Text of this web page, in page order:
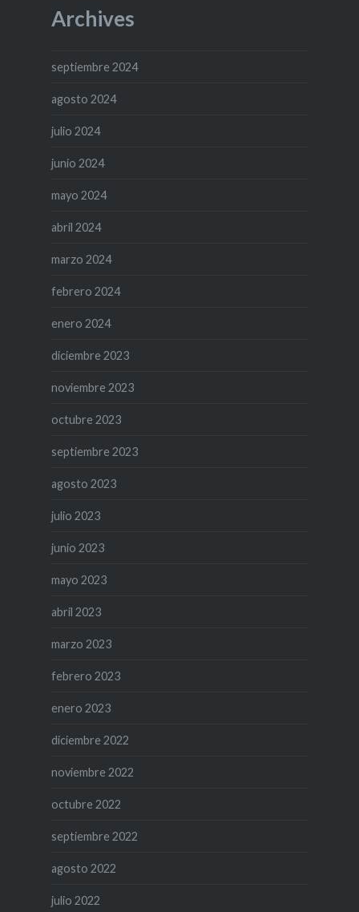
Archives
septiembre 2024
agosto 2024
julio 2024
junio 2024
mayo 2024
abril 2024
marzo 2024
febrero 2024
enero 2024
diciembre 2023
noviembre 2023
octubre 2023
septiembre 2023
agosto 2023
julio 2023
junio 2023
mayo 2023
abril 2023
marzo 2023
febrero 2023
enero 2023
diciembre 2022
noviembre 2022
octubre 2022
septiembre 2022
agosto 2022
julio 2022